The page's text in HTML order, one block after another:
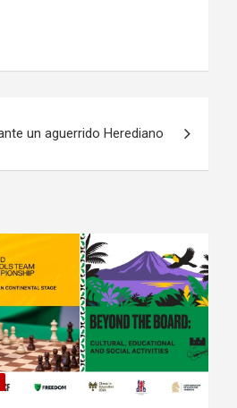
un aguerrido Herediano